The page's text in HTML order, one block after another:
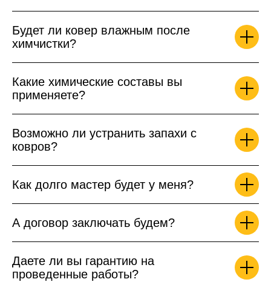
Будет ли ковер влажным после
химчистки?
Какие химические составы вы
применяете?
Возможно ли устранить запахи с
ковров?
Как долго мастер будет у меня?
А договор заключать будем?
Даете ли вы гарантию на
проведенные работы?